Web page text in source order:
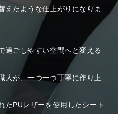
えたような仕上がりになりま
過ごしやすい空間へと変える
人が、一つ一つ丁寧に作り上
たPUレザーを使用したシート